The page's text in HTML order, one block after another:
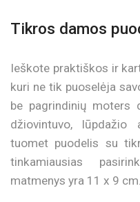
Tikros damos
Ieškote praktiškos ir
kuri ne tik puoselėja
be pagrindinių moters
džiovintuvo, lūpdažio
tuomet puodelis su
tinkamiausias
matmenys yra 11 x 9